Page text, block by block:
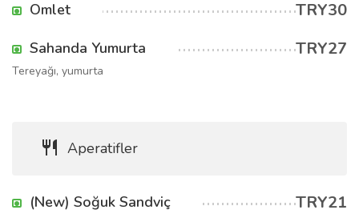
Omlet TRY30
Sahanda Yumurta TRY27
Tereyağı, yumurta
Aperatifler
(New) Soğuk Sandviç TRY21